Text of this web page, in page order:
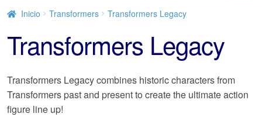
Inicio Transformers Transformers Legacy
Transformers Legacy
Transformers Legacy combines historic characters from
Transformers past and present to create the ultimate action
figure line up!